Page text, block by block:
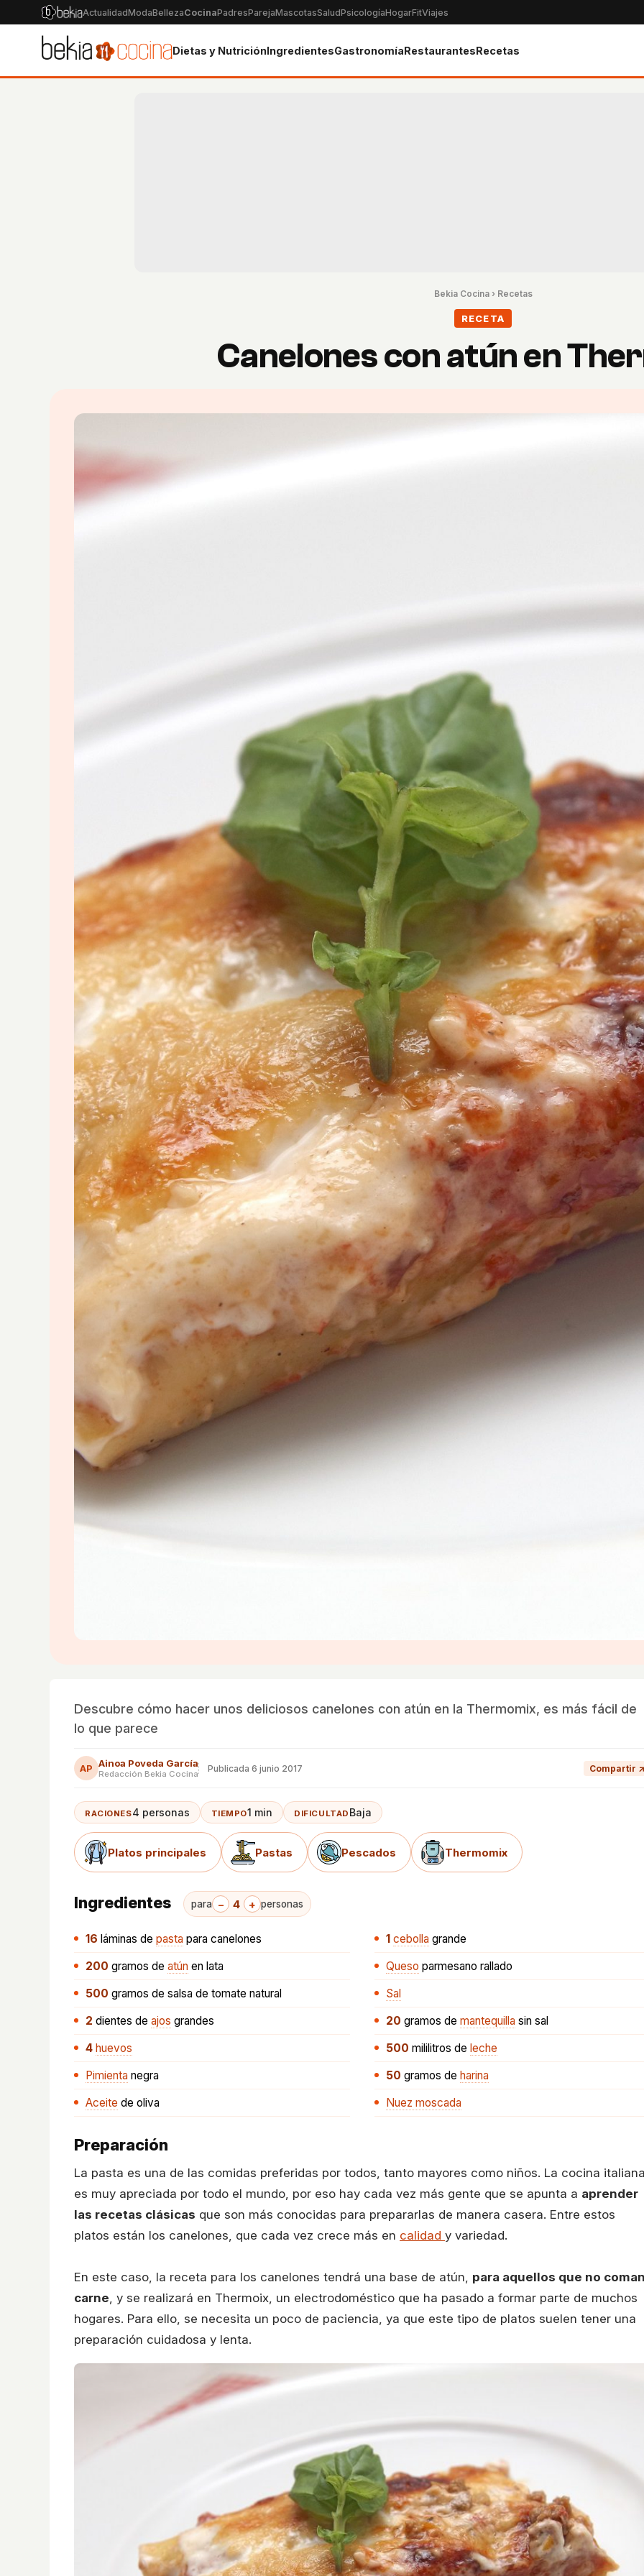
ActualidadModaBellezaCocinaPadresParejaMascotasSaludPsicologíaHogarFitViajes
Dietas y NutriciónIngredientesGastronomíaRestaurantesRecetas
Bekia Cocina› Recetas
RECETA
Canelones con atún en
Descubre cómo hacer unos deliciosos canelones con atún en la Thermomix, es más fácil de
lo que parece
AP Ainoa Poveda García
Redacción Bekia Cocina
Publicada 6 junio 2017 Compartir ↗
RACIONES4 personas TIEMPO1 min DIFICULTAD Baja
Platos principales Pastas Pescados Thermomix
Ingredientes para − 4 + personas
16 láminas de pasta para canelones
200 gramos de atún en lata
500 gramos de salsa de tomate natural
2 dientes de ajos grandes
4 huevos
Pimienta negra
Aceite de oliva
1 cebolla grande
Queso parmesano rallado
Sal
20 gramos de mantequilla sin sal
500 mililitros de leche
50 gramos de harina
Nuez moscada
Preparación
La pasta es una de las comidas preferidas por todos, tanto mayores como niños. La cocina
es muy apreciada por todo el mundo, por eso hay cada vez más gente que se apunta a aprender
las recetas clásicas que son más conocidas para prepararlas de manera casera. Entre estos
platos están los canelones, que cada vez crece más en calidad y variedad.
En este caso, la receta para los canelones tendrá una base de atún, para aquellos que no
carne, y se realizará en Thermoix, un electrodoméstico que ha pasado a formar parte de muchos
hogares. Para ello, se necesita un poco de paciencia, ya que este tipo de platos suelen tener una
preparación cuidadosa y lenta.